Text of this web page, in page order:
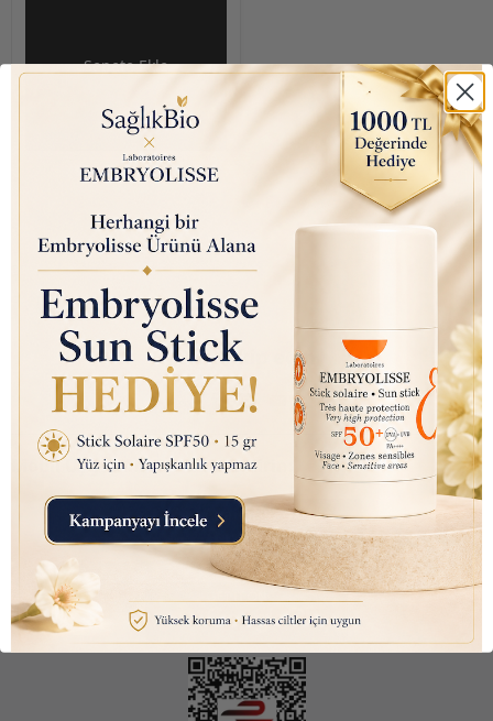
Sepete Ekle
Bizi takip edin
Mobil Uygulamalarımızı İndirin: